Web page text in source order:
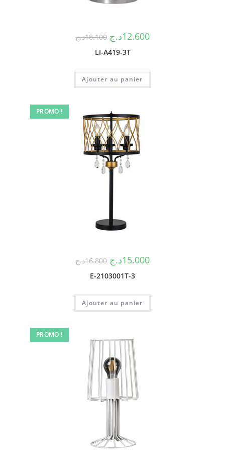
18.100د.ج 12.600د.ج
LI-A419-3T
Ajouter au panier
PROMO !
16.800د.ج 15.000د.ج
E-2103001T-3
Ajouter au panier
PROMO !